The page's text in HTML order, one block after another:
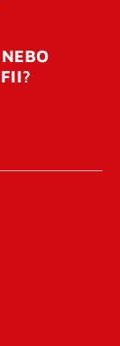
a můžete se
SPAM ve